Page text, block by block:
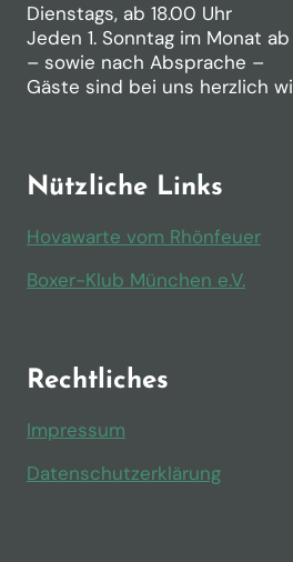
Dienstags, ab 18.00 Uhr
Jeden 1. Sonntag im Monat
– sowie nach Absprache –
Gäste sind bei uns herzlich
Nützliche Links
Hovawarte vom Rhönfeuer
Boxer-Klub München e.V.
Rechtliches
Impressum
Datenschutzerklärung